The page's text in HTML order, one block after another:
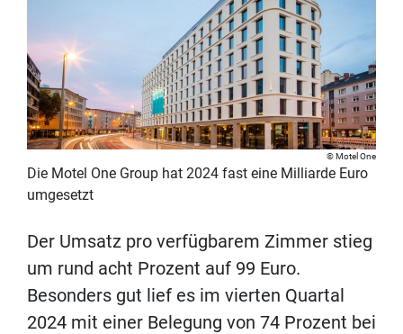
Motel One
Die Motel One Group hat 2024 fast eine Milliarde Euro
umgesetzt
Der Umsatz pro verfügbarem Zimmer stieg
um rund acht Prozent auf 99 Euro.
Besonders gut lief es im vierten Quartal
2024 mit einer Belegung von 74 Prozent bei